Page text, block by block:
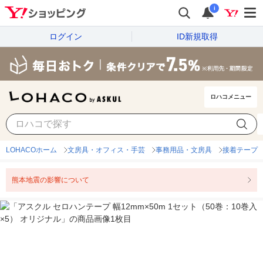
i
ログイン ID新規取得
ロハコメニュー
LOHACOホーム 文房具・オフィス・手芸 事務用品・文房具 接着テープ
熊本地震の影響について